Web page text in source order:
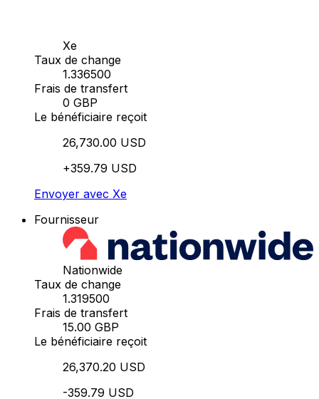
Xe
Taux de change
1.336500
Frais de transfert
0 GBP
Le bénéficiaire reçoit
26,730.00 USD
+359.79 USD
Envoyer avec Xe
Fournisseur
Nationwide
Taux de change
1.319500
Frais de transfert
15.00 GBP
Le bénéficiaire reçoit
26,370.20 USD
-359.79 USD